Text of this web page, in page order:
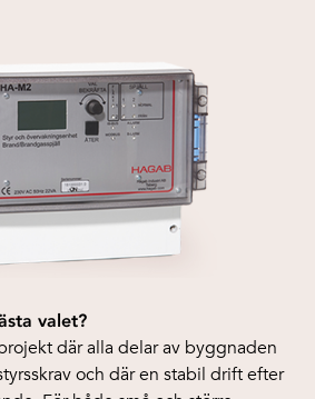
valet?
där alla delar av byggnaden
och där en stabil drift efter